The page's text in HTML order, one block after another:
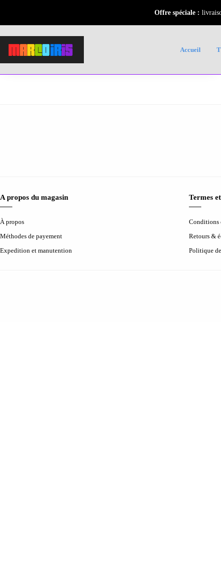
Offre spéciale :
Accueil
A propos du magasin
À propos
Méthodes de payement
Expedition et manutention
Termes
Conditions
Retours &
Politique